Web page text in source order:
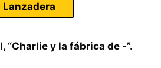
Lanzadera
“Charlie y la fábrica de -”.